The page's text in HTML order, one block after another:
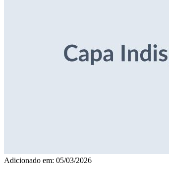
Adicionado em: 05/03/2026